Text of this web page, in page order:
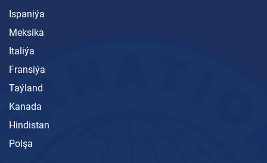
Ispaniýa
Meksika
Italiýa
Fransiýa
Taýland
Kanada
Hindistan
Polşa